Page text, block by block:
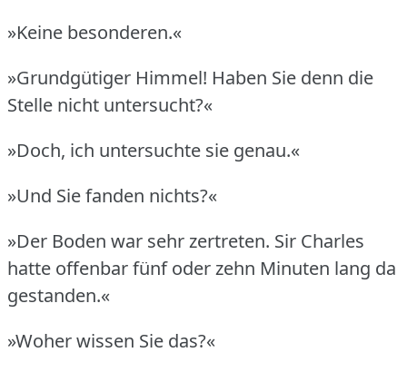
»Keine besonderen.«
»Grundgütiger Himmel! Haben Sie denn die
Stelle nicht untersucht?«
»Doch, ich untersuchte sie genau.«
»Und Sie fanden nichts?«
»Der Boden war sehr zertreten. Sir Charles
hatte offenbar fünf oder zehn Minuten lang da
gestanden.«
»Woher wissen Sie das?«